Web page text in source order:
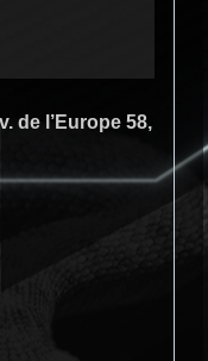
de l’Europe 58,